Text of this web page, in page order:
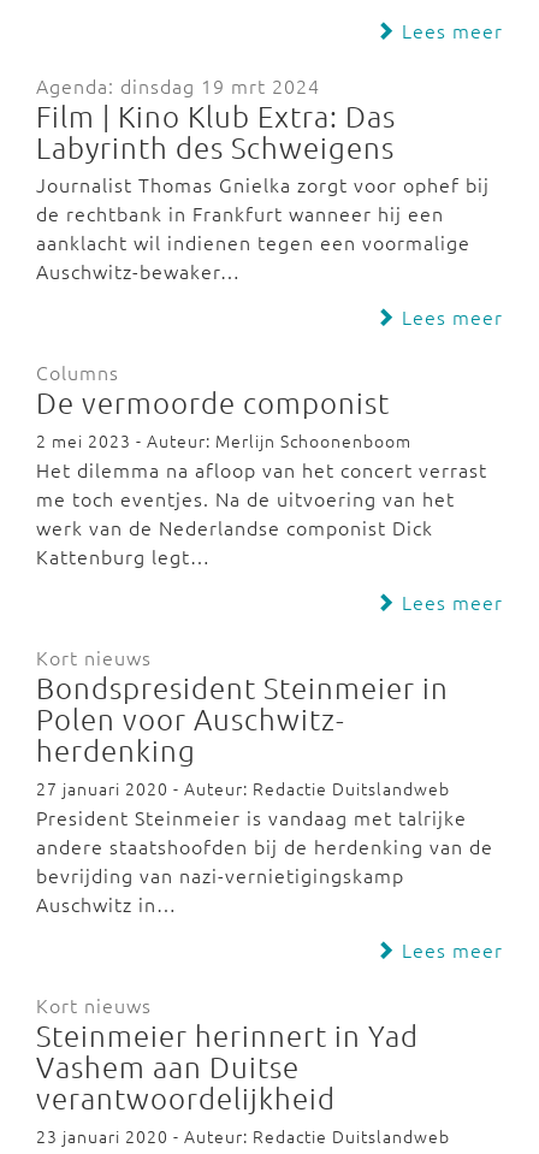
Lees meer
Agenda: dinsdag 19 mrt 2024
Film | Kino Klub Extra: Das
Labyrinth des Schweigens
Journalist Thomas Gnielka zorgt voor ophef bij
de rechtbank in Frankfurt wanneer hij een
aanklacht wil indienen tegen een voormalige
Auschwitz-bewaker…
Lees meer
Columns
De vermoorde componist
2 mei 2023 - Auteur: Merlijn Schoonenboom
Het dilemma na afloop van het concert verrast
me toch eventjes. Na de uitvoering van het
werk van de Nederlandse componist Dick
Kattenburg legt…
Lees meer
Kort nieuws
Bondspresident Steinmeier in
Polen voor Auschwitz-
herdenking
27 januari 2020 - Auteur: Redactie Duitslandweb
President Steinmeier is vandaag met talrijke
andere staatshoofden bij de herdenking van de
bevrijding van nazi-vernietigingskamp
Auschwitz in…
Lees meer
Kort nieuws
Steinmeier herinnert in Yad
Vashem aan Duitse
verantwoordelijkheid
23 januari 2020 - Auteur: Redactie Duitslandweb